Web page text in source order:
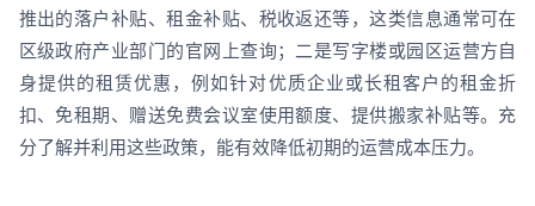
推出的落户补贴、租金补贴、税收返还等，这类信息通常可在
区级政府产业部门的官网上查询；二是写字楼或园区运营方自
身提供的租赁优惠，例如针对优质企业或长租客户的租金折
扣、免租期、赠送免费会议室使用额度、提供搬家补贴等。充
分了解并利用这些政策，能有效降低初期的运营成本压力。